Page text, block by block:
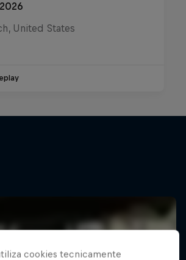
United States
cookies tecnicamente